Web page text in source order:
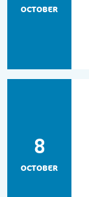
OCTOBER
8
OCTOBER